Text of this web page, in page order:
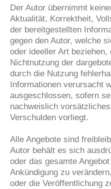
Der Autor übernimmt
Aktualität, Korrektheit,
der bereitgestellten
gegen den Autor, welche
oder ideeller Art
Nichtnutzung der
durch die Nutzung
Informationen verursacht
ausgeschlossen, sofern
nachweislich
Verschulden vorliegt.
Alle Angebote sind
Autor behält es sich
oder das gesamte
Ankündigung zu
oder die Veröffentlichung